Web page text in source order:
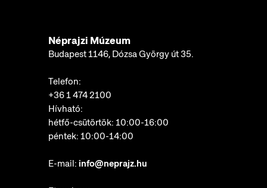
Néprajzi Múzeum
Budapest 1146, Dózsa György út 35.
Telefon:
+36 1 474 2100
Hívható:
hétfő-csütörtök: 10:00-16:00
péntek: 10:00-14:00
E-mail: info@neprajz.hu